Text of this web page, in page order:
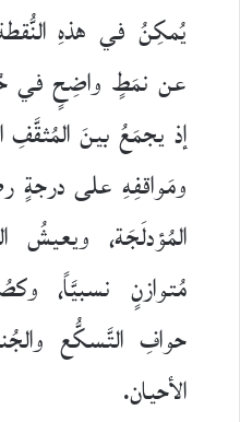
يُمكِنُ في هذهِ
عن نمَطٍ واضِحٍ في
إذ يجمَعُ بينَ
ومَواقفِهِ على درجةٍ
المُؤدلَجَة، ويعيشُ
مُتوازنٍ نسبيَّاً،
حوافِ التَّسكُّع
الأحيان.